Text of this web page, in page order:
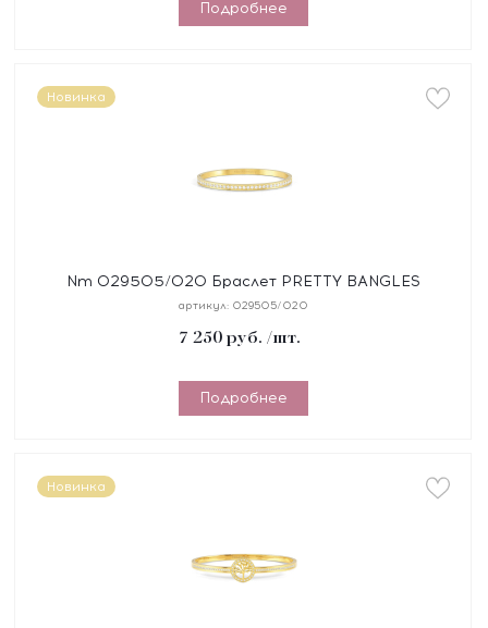
Подробнее
Новинка
Nm 029505/020 Браслет PRETTY BANGLES
размер 17 см, сталь, цирконы белые, покрытие
артикул: 029505/020
7 250 руб. /шт.
Подробнее
Новинка